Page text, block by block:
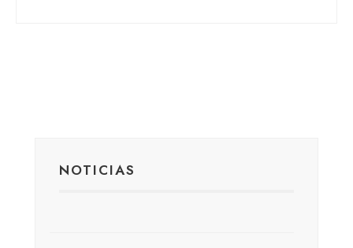
NOTICIAS